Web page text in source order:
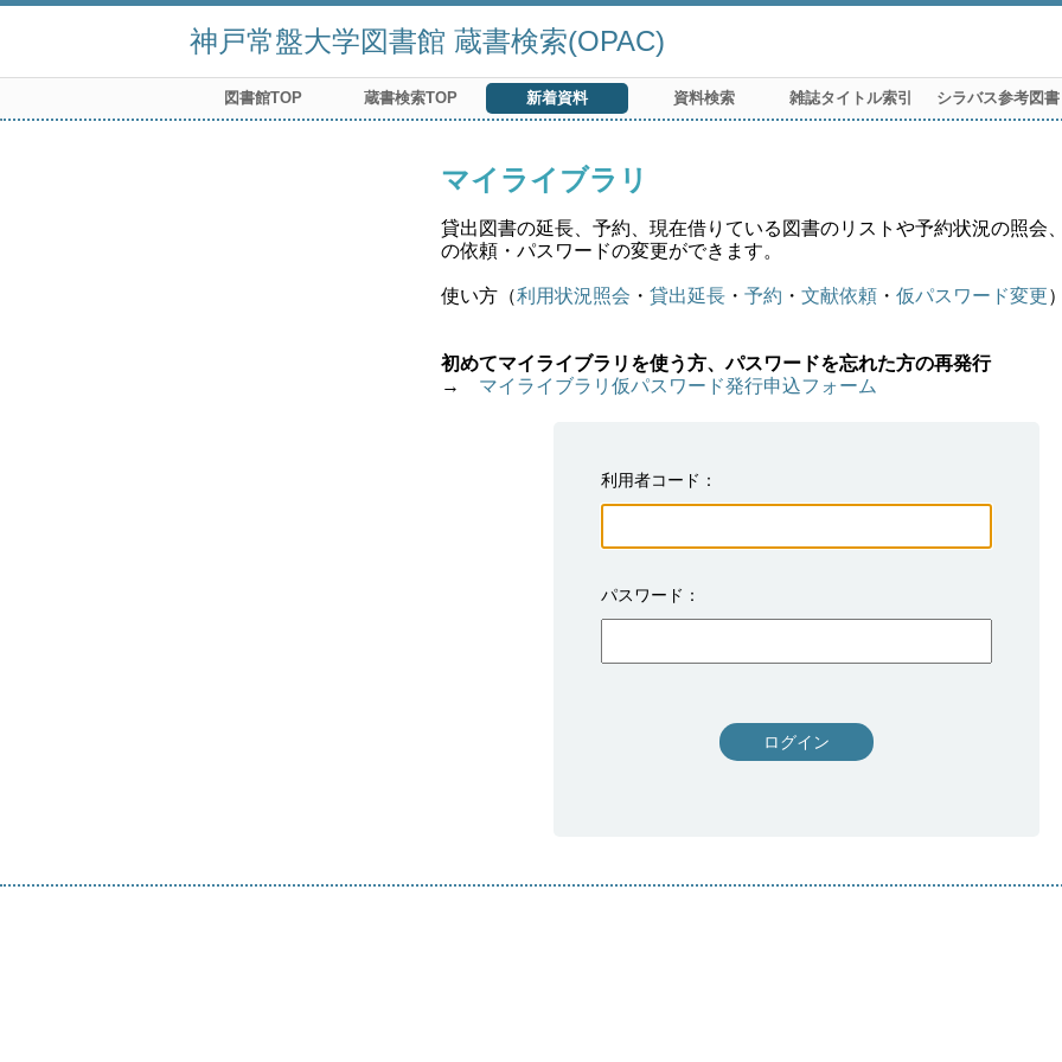
神戸常盤大学図書館 蔵書検索(OPAC)
図書館TOP 蔵書検索TOP 新着資料 資料検索 雑誌タイトル索引 シラバス参考図書
マイライブラリ
貸出図書の延長、予約、現在借りている図書のリストや予約状況の照会
の依頼・パスワードの変更ができます。
使い方（利用状況照会 ・ 貸出延長 ・ 予約 ・ 文献依頼 ・ 仮パスワード変更）
初めてマイライブラリを使う方、パスワードを忘れた方の再発行
→ マイライブラリ仮パスワード発行申込フォーム
利用者コード
パスワード
ログイン